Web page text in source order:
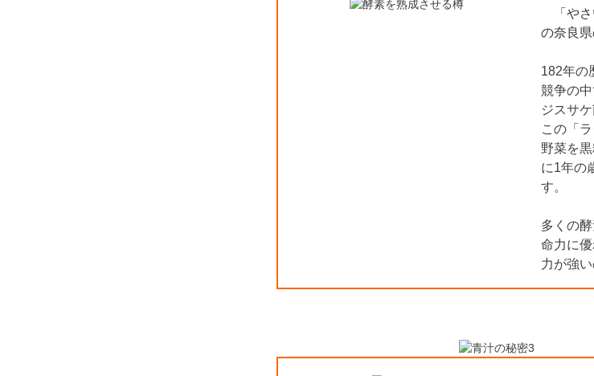
「やさ
の奈良県
182年の
競争の
ジスサケ
この「
野菜を
に1年の
す。
多くの
命力に
力が強い